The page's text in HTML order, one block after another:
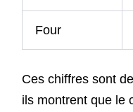
Four
Ces chiffres sont
ils montrent que le